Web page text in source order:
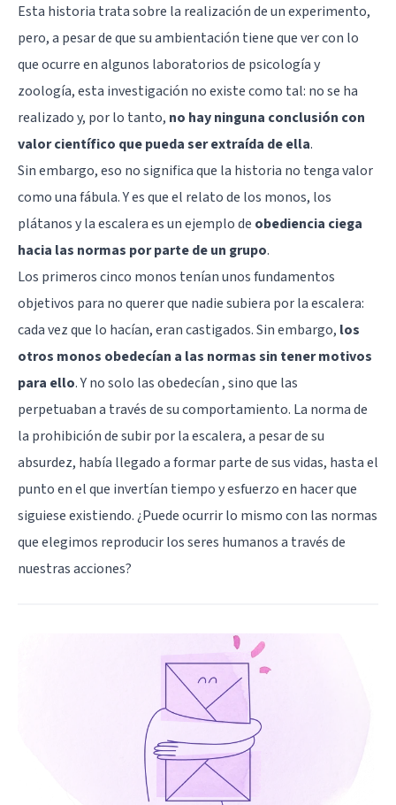
Esta historia trata sobre la realización de un experimento,
pero, a pesar de que su ambientación tiene que ver con lo
que ocurre en algunos laboratorios de psicología y
zoología, esta investigación no existe como tal: no se ha
realizado y, por lo tanto, no hay ninguna conclusión con
valor científico que pueda ser extraída de ella.
Sin embargo, eso no significa que la historia no tenga valor
como una fábula. Y es que el relato de los monos, los
plátanos y la escalera es un ejemplo de obediencia ciega
hacia las normas por parte de un grupo.
Los primeros cinco monos tenían unos fundamentos
objetivos para no querer que nadie subiera por la escalera:
cada vez que lo hacían, eran castigados. Sin embargo, los
otros monos obedecían a las normas sin tener motivos
para ello. Y no solo las obedecían , sino que las
perpetuaban a través de su comportamiento. La norma de
la prohibición de subir por la escalera, a pesar de su
absurdez, había llegado a formar parte de sus vidas, hasta el
punto en el que invertían tiempo y esfuerzo en hacer que
siguiese existiendo. ¿Puede ocurrir lo mismo con las normas
que elegimos reproducir los seres humanos a través de
nuestras acciones?